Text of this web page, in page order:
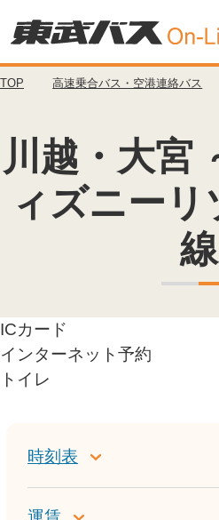
TOP 高速乗合バス・空港連絡バス
川越・大宮
ィズニーリ
線
ICカード
インターネット予約
トイレ
時刻表